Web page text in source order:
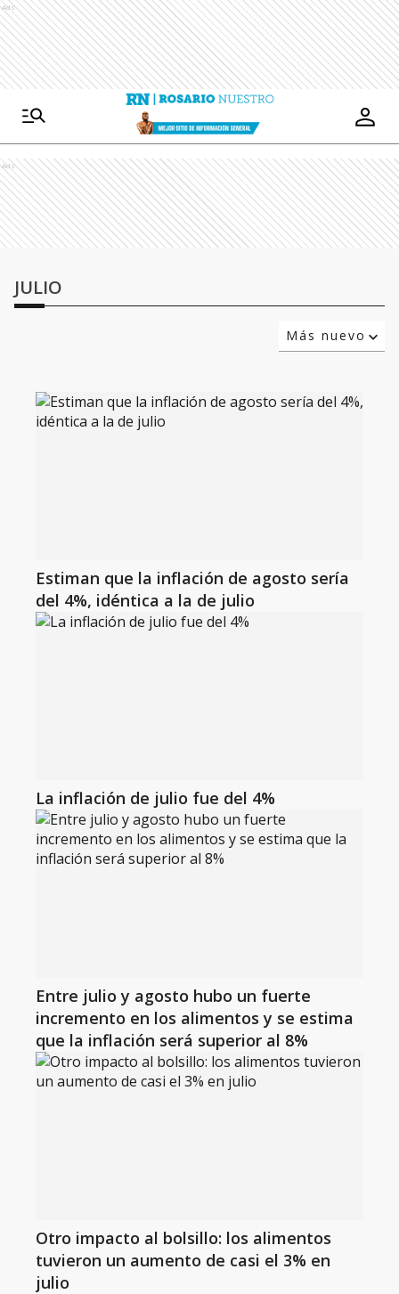
Ads
Ads
JULIO
Más nuevo
Estiman que la inflación de agosto sería
del 4%, idéntica a la de julio
La inflación de julio fue del 4%
Entre julio y agosto hubo un fuerte
incremento en los alimentos y se estima
que la inflación será superior al 8%
Otro impacto al bolsillo: los alimentos
tuvieron un aumento de casi el 3% en
julio